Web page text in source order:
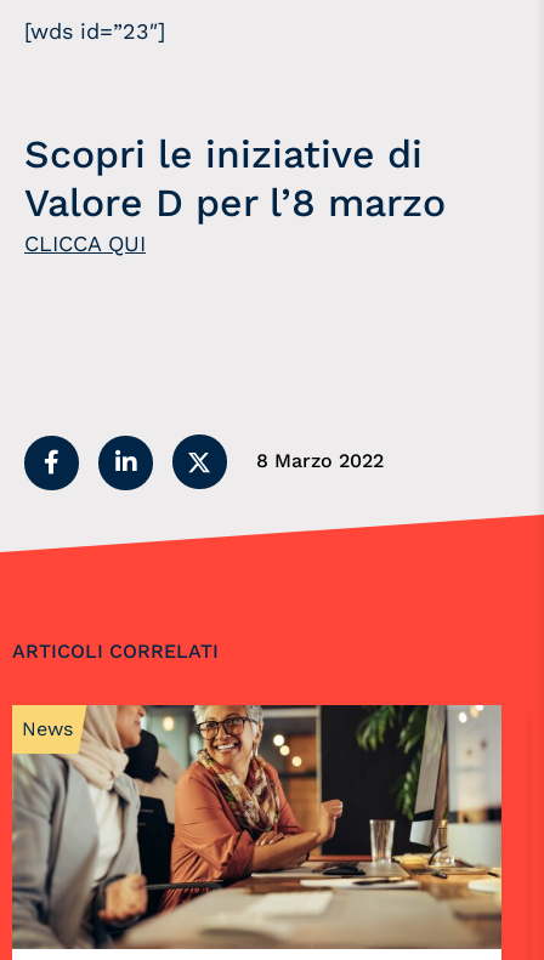
[wds id=”23″]
Scopri le iniziative di
Valore D per l’8 marzo
CLICCA QUI
8 Marzo 2022
ARTICOLI CORRELATI
News